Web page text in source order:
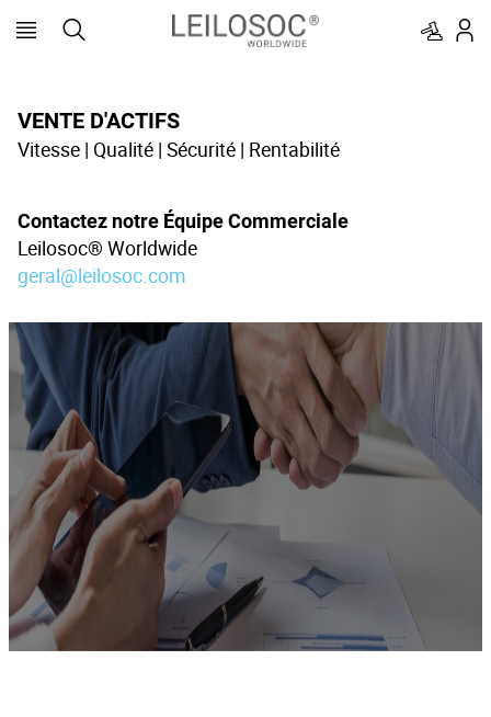
VENTE D'ACTIFS
Vitesse | Qualité | Sécurité | Rentabilité
Contactez notre Équipe Commerciale
Leilosoc® Worldwide
geral@leilosoc.com